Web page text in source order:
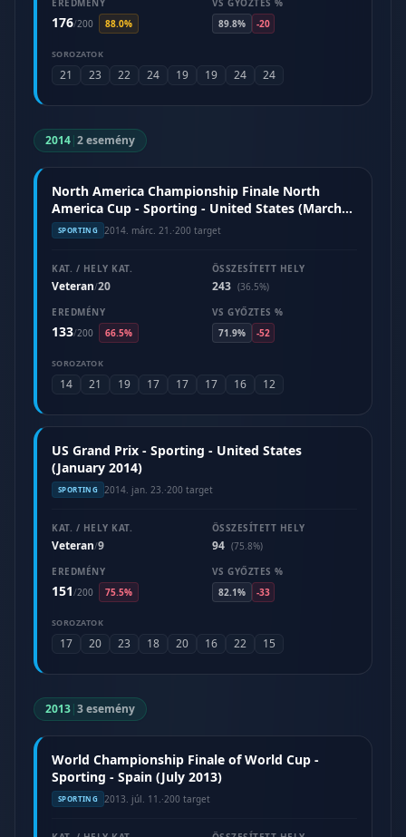
EREDMÉNY
176/200 88.0%
VS GYŐZTES %
89.8%
-20
SOROZATOK
21 23 22 24 19 19 24 24
2014|2 esemény
North America Championship Finale North
America Cup - Sporting - United States (March
2014)
SPORTING 2014. márc. 21. ·200 target
KAT. / HELY KAT.
Veteran/20
ÖSSZESÍTETT HELY
243 (36.5%)
EREDMÉNY
133/200 66.5%
VS GYŐZTES %
71.9%
-52
SOROZATOK
14 21 19 17 17 17 16 12
US Grand Prix - Sporting - United States
(January 2014)
SPORTING 2014. jan. 23. ·200 target
KAT. / HELY KAT.
Veteran/9
ÖSSZESÍTETT HELY
94 (75.8%)
EREDMÉNY
151/200 75.5%
VS GYŐZTES %
82.1%
-33
SOROZATOK
17 20 23 18 20 16 22 15
2013|3 esemény
World Championship Finale of World Cup -
Sporting - Spain (July 2013)
SPORTING 2013. júl. 11. ·200 target